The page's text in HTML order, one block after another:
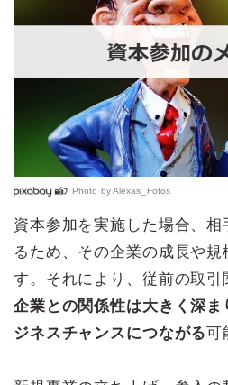
Photo byAlexas_Fotos
資本参加を実施した場合、
るため、その企業の成長や規
す。それにより、従前の取引
企業との関係性は大きく深
ジネスチャンスにつながる可